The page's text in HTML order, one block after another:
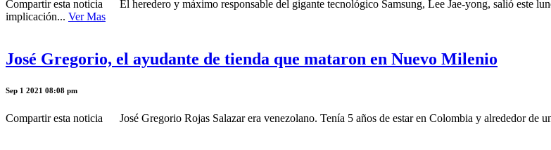
Compartir esta noticia El heredero y máximo responsable del gigante tecnológico Samsung, Lee Jae-yong, salió este
implicación... Ver Mas
José Gregorio, el ayudante de tienda que mataron en Nuevo Milenio
Sep 1 2021 08:08 pm
Compartir esta noticia José Gregorio Rojas Salazar era venezolano. Tenía 5 años de estar en Colombia y alrededor de